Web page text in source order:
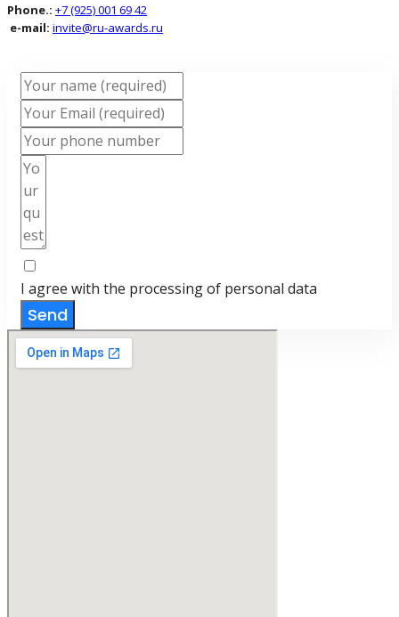
Phone.: +7 (925) 001 69 42
e-mail: invite@ru-awards.ru
I agree with the processing of personal data
Send